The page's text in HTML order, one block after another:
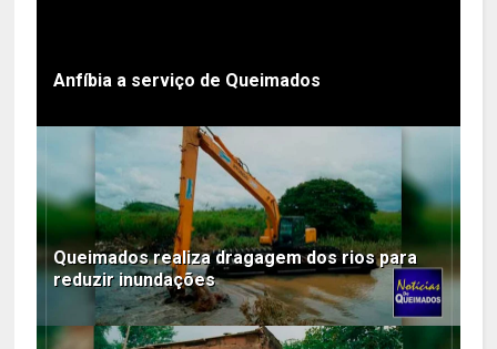
Anfíbia a serviço de Queimados
Queimados realiza dragagem dos rios para
reduzir inundações